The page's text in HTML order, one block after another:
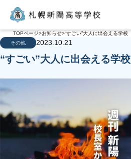
TOPページ お知らせ “すごい”大人に出会える学校
その他
2023.10.21
“すごい”大人に出会える学校